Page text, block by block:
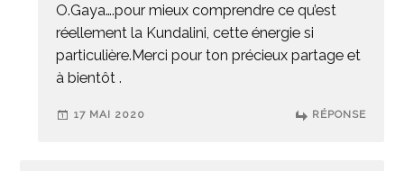
O.Gaya….pour mieux comprendre ce qu’est
réellement la Kundalini, cette énergie si
particulière.Merci pour ton précieux partage et
à bientôt .
17 MAI 2020 RÉPONSE